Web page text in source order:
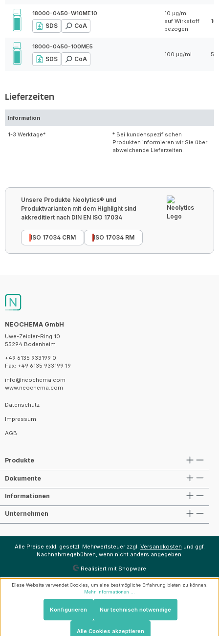
18000-0450-W10ME10
SDS CoA
10 µg/ml
auf Wirkstoff
bezogen
10
18000-0450-100ME5
SDS CoA
100 µg/ml 5
Lieferzeiten
Information
1-3 Werktage*
* Bei kundenspezifischen
Produkten informieren wir Sie über
abweichende Lieferzeiten.
Unsere Produkte Neolytics® und
Produktvarianten mit dem Highlight sind
akkreditiert nach DIN EN ISO 17034
ISO 17034 CRM ISO 17034 RM
NEOCHEMA GmbH
Uwe-Zeidler-Ring 10
55294 Bodenheim
+49 6135 933199 0
Fax: +49 6135 933199 19
info@neochema.com
www.neochema.com
Datenschutz
Impressum
AGB
Produkte
Dokumente
Informationen
Unternehmen
Alle Preise exkl. gesetzl. Mehrwertsteuer zzgl. Versandkosten und ggf.
Nachnahmegebühren, wenn nicht anders angegeben.
Realisiert mit Shopware
Diese Website verwendet Cookies, um eine bestmögliche Erfahrung bieten zu können.
Mehr Informationen ...
Nur technisch notwendige
Konfigurieren
Alle Cookies akzeptieren